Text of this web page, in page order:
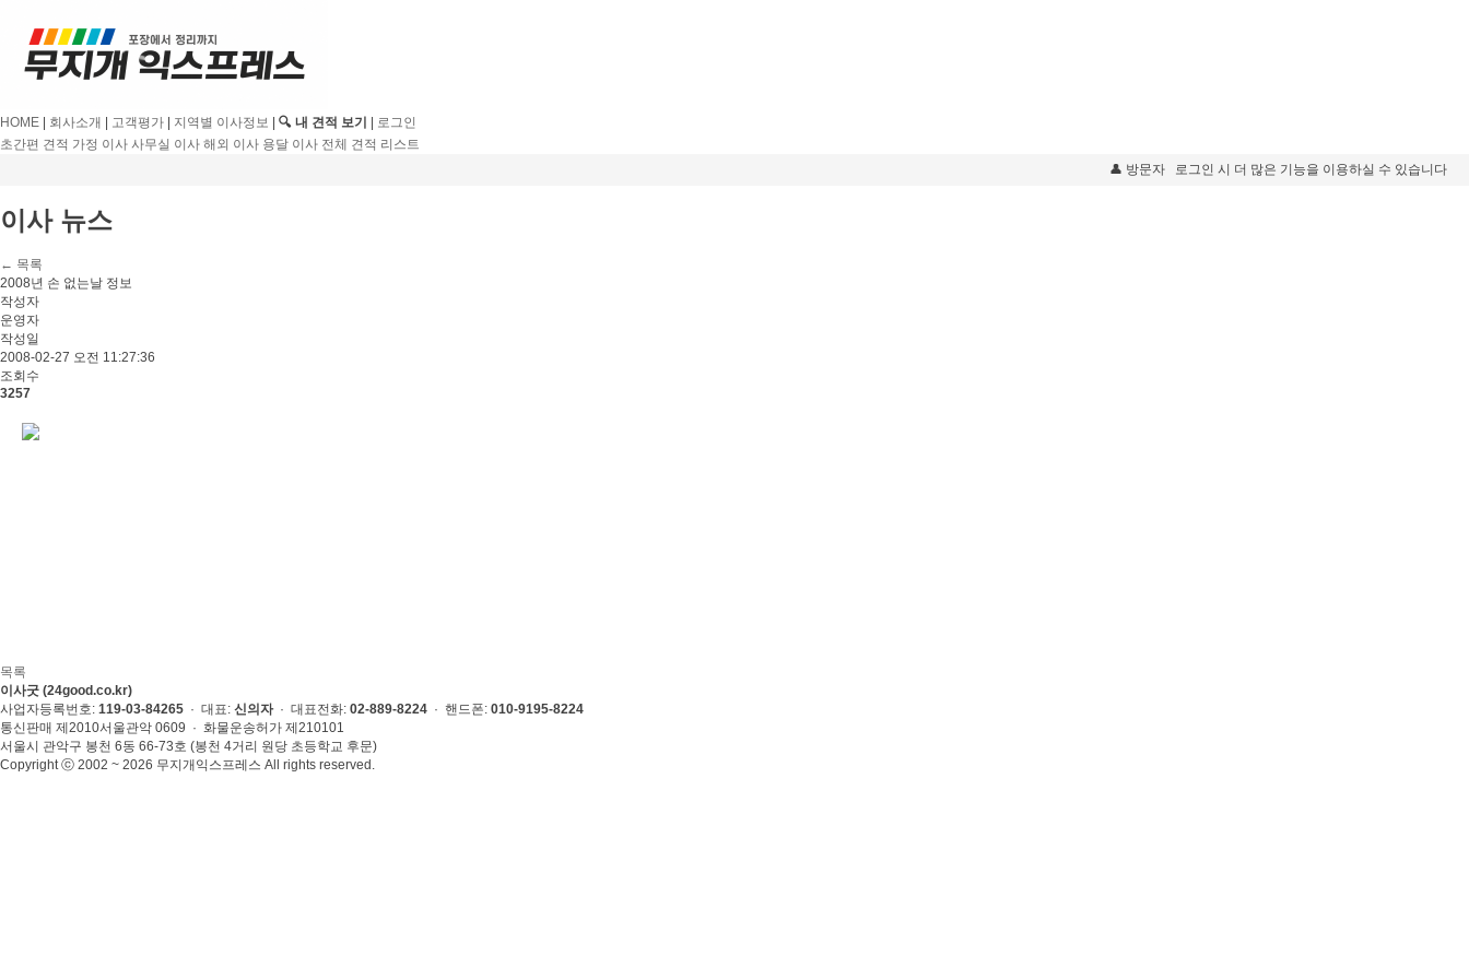
HOME 회사소개 고객평가 지역별 이사정보 🔍 내 견적 보기
로그인
초간편 견적 가정 이사 사무실 이사 해외 이사 용달 이사 전체 견적 리스트
👤 방문자
로그인 시 더 많은 기능을 이용하실 수 있습니다
이사 뉴스
← 목록
2008년 손 없는날 정보
작성자
운영자
작성일
2008-02-27 오전 11:27:36
조회수
3257
목록
이사굿 (24good.co.kr)
사업자등록번호: 119-03-84265 · 대표: 신의자· 대표전화: 02-889-8224 · 핸드폰: 010-9195-8224
통신판매 제2010서울관악 0609 · 화물운송허가 제210101
서울시 관악구 봉천 6동 66-73호 (봉천 4거리 원당 초등학교 후문)
Copyright ⓒ 2002 ~ 2026 무지개익스프레스 All rights reserved.